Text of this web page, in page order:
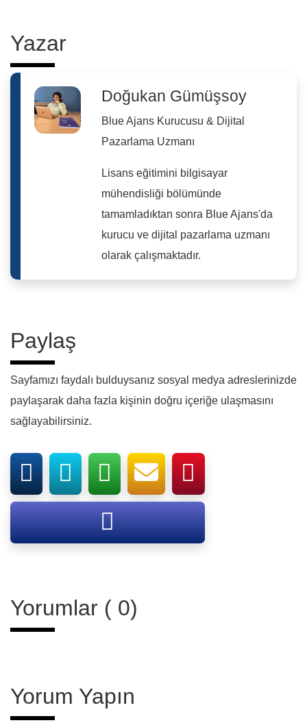
Yazar
Doğukan Gümüşsoy
Blue Ajans Kurucusu & Dijital
Pazarlama Uzmanı
Lisans eğitimini bilgisayar
mühendisliği bölümünde
tamamladıktan sonra Blue Ajans'da
kurucu ve dijital pazarlama uzmanı
olarak çalışmaktadır.
Paylaş
Sayfamızı faydalı bulduysanız sosyal medya adreslerinizde
paylaşarak daha fazla kişinin doğru içeriğe ulaşmasını
sağlayabilirsiniz.
Yorumlar ( 0)
Yorum Yapın